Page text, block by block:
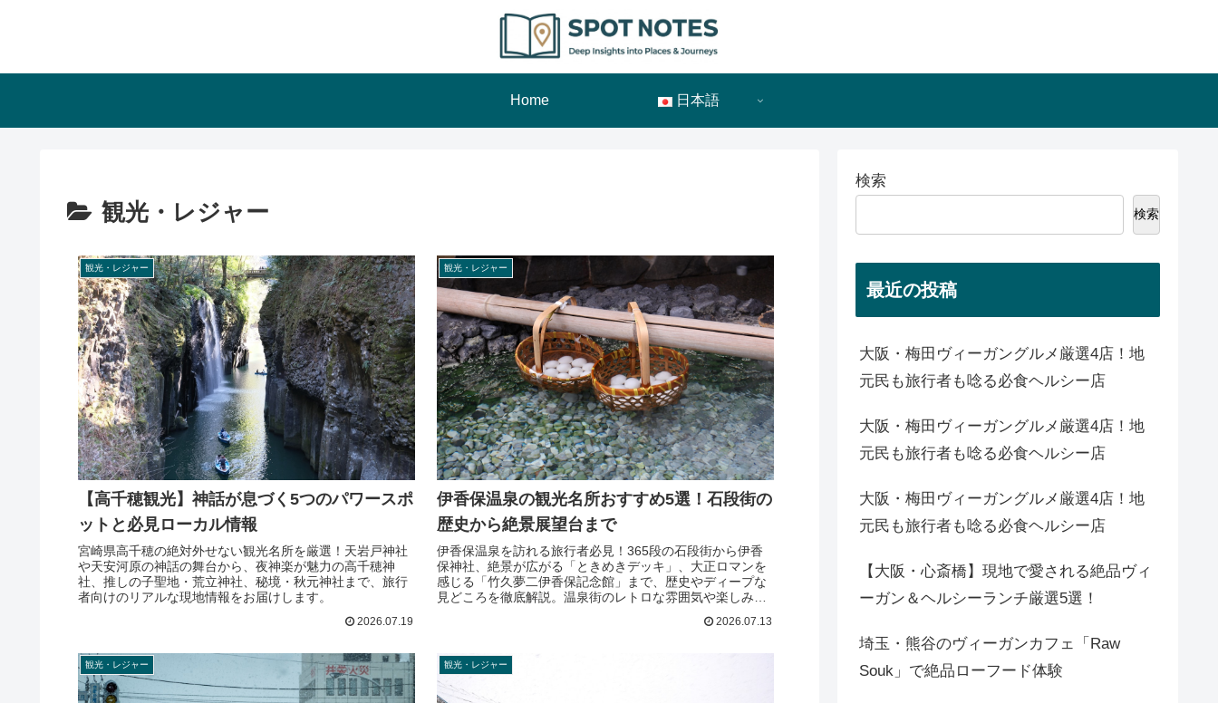
Home 日本語
観光・レジャー
観光・レジャー
【高千穂観光】神話が息づく5つのパワースポ
ットと必見ローカル情報
宮崎県高千穂の絶対外せない観光名所を厳選！天岩戸神社
や天安河原の神話の舞台から、夜神楽が魅力の高千穂神
社、推しの子聖地・荒立神社、秘境・秋元神社まで、旅行
者向けのリアルな現地情報をお届けします。
2026.07.19
観光・レジャー
伊香保温泉の観光名所おすすめ5選！石段街の
歴史から絶景展望台まで
伊香保温泉を訪れる旅行者必見！365段の石段街から伊香
保神社、絶景が広がる「ときめきデッキ」、大正ロマンを
感じる「竹久夢二伊香保記念館」まで、歴史やディープな
見どころを徹底解説。温泉街のレトロな雰囲気や楽しみ方
2026.07.13
観光・レジャー 観光・レジャー
検索
検索
最近の投稿
大阪・梅田ヴィーガングルメ厳選4店！地
元民も旅行者も唸る必食ヘルシー店
大阪・梅田ヴィーガングルメ厳選4店！地
元民も旅行者も唸る必食ヘルシー店
大阪・梅田ヴィーガングルメ厳選4店！地
元民も旅行者も唸る必食ヘルシー店
【大阪・心斎橋】現地で愛される絶品ヴィ
ーガン＆ヘルシーランチ厳選5選！
埼玉・熊谷のヴィーガンカフェ「Raw
Souk」で絶品ローフード体験